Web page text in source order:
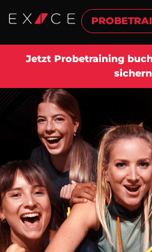
Jetzt Probetraining